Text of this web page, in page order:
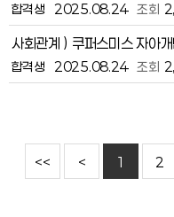
합격생 2025.08.24 조회
사회관계 ) 쿠퍼스미스 자아
합격생 2025.08.24 조회
<< < 1 2